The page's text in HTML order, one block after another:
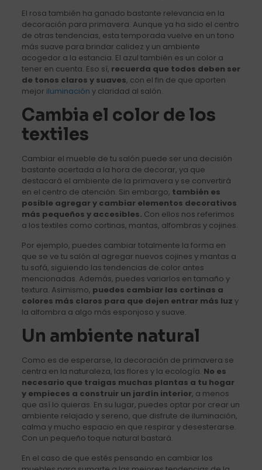
El rosa también ha ganado bastante relevancia en la
decoración para primavera. Aunque ya ha sido el centro
de otras tendencias, esta temporada vuelve en un tono
más suave para brindar calidez y un ambiente
acogedor a la estancia. El azul también es un color a
tener en cuenta. Eso sí, recuerda que todos deben ser
de tonos claros y suaves, con el fin de que aporten
mejor iluminación y claridad al salón.
Cambia el color de los
textiles
Cambiar el mueble de tu salón puede ser una decisión
bastante acertada a la hora de decorar, ya que
destacará el ambiente de la primavera y se convertirá
en el centro de atención. Sin embargo, también es
posible agregar y cambiar elementos decorativos
más pequeños y accesibles. Con ellos nos referimos
a los textiles como cortinas, mantas, alfombras y cojines.
Por ejemplo, puedes cambiar totalmente la forma en
que se ve tu salón al agregar nuevos cojines y mantas a
tu sofá, siguiendo las tendencias de color antes
mencionadas. Además, puedes variarlos en tamaño y
textura. Asimismo, puedes cambiar las cortinas a
colores más claros para que dejen entrar más luz y
la alfombra a algo más esponjoso y suave.
Un ambiente natural
Como es de esperarse, la decoración de primavera se
centra en la naturaleza, las flores y la ecología. No es
necesario que traigas muchas plantas a tu hogar
y empieces a construir un jardín interior, a menos
que así lo quieras. En su lugar, puedes optar por crear un
ambiente relajado y sereno, que disfrute de iluminación,
calma y mucho espacio en que respirar y desesterarse.
Con un pequeño toque natural bastará.
En el caso de que estés pensando en cambiar los